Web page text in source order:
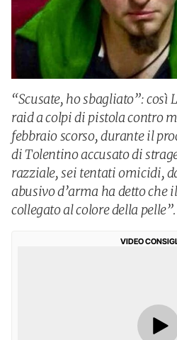
“Scusate, ho sbagliato”: così
raid a colpi di pistola contro
febbraio scorso, durante il
di Tolentino accusato di
razziale, sei tentati omicidi,
abusivo d’arma ha detto che
collegato al colore della
VIDEO